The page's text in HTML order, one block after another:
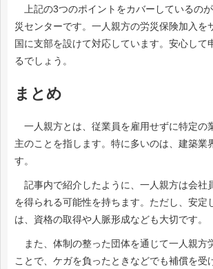
上記の3つのポイントをカバーしているの
災センターです。一人親方の労災保険加入を
国に支部を設けて対応しています。安心して
るでしょう。
まとめ
一人親方とは、従業員を雇用せずに特定の
主のことを指します。特に多いのは、建築業
す。
記事内で紹介したように、一人親方は会社
を得られる可能性を持ちます。ただし、安定
は、資格の取得や人脈形成なども大切です。
また、体制の整った団体を通じて一人親方
ことで、ケガを負ったときなどでも補償を受